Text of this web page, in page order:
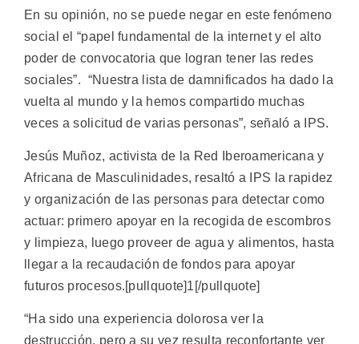
En su opinión, no se puede negar en este fenómeno
social el “papel fundamental de la internet y el alto
poder de convocatoria que logran tener las redes
sociales”. “Nuestra lista de damnificados ha dado la
vuelta al mundo y la hemos compartido muchas
veces a solicitud de varias personas”, señaló a IPS.
Jesús Muñoz, activista de la Red Iberoamericana y
Africana de Masculinidades, resaltó a IPS la rapidez
y organización de las personas para detectar como
actuar: primero apoyar en la recogida de escombros
y limpieza, luego proveer de agua y alimentos, hasta
llegar a la recaudación de fondos para apoyar
futuros procesos.[pullquote]1[/pullquote]
“Ha sido una experiencia dolorosa ver la
destrucción, pero a su vez resulta reconfortante ver